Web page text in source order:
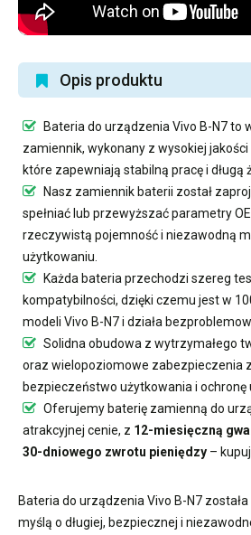
Opis produktu
Bateria do urządzenia Vivo B-N7to
zamiennik, wykonany z wysokiej
które zapewniają stabilną pracę i długą
Nasz zamiennik baterii został
spełniać lub przewyższać parametry
rzeczywistą pojemność i niezawodną
użytkowaniu.
Każda bateria przechodzi szereg
kompatybilności, dzięki czemu jest w
modeli Vivo B-N7 i działa
Solidna obudowa z wytrzymałego
oraz wielopoziomowe zabezpieczenia
bezpieczeństwo użytkowania i ochronę
Oferujemybaterię zamienną do
atrakcyjnej cenie, z 12-miesięczną
30-dniowego zwrotu pieniędzy –
Bateria do urządzenia Vivo B-N7
myślą o długiej, bezpiecznej i